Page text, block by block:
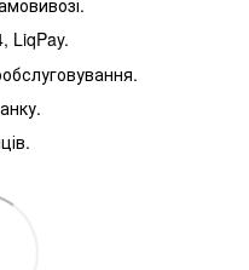
LiqPay.